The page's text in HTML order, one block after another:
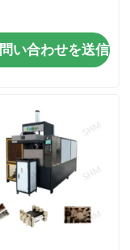
しなさい
い合わせを送信